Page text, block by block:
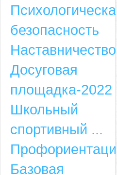
Психологическая
безопасность
Наставничество
Досуговая
площадка-2022
Школьный
спортивный ...
Профориентация
Базовая